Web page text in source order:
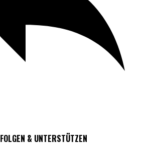
FOLGEN & UNTERSTÜTZEN